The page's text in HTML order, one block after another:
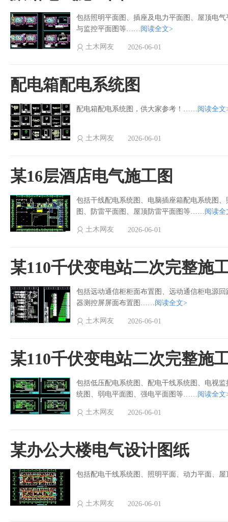
包括照明平面图、插座及电力平面图、屋顶电
与监控平面图等……阅读全文>
土木网友 2026-06-01
配电箱配电系统图
配电箱配电系统图，供大家参考！……阅读全文
土木网友 2026-06-01
某16层酒店电气施工图
包括干线配电系统图、电脑插座箱配电系统图
图、防雷平面图、屋顶防雷平面图等……阅读全
土木网友 2026-06-01
某110千伏变电站二次完整施
包括远动通信柜柜面布置图、远动通信柜电源
器测控屏屏面布置图……阅读全文>
土木网友 2026-06-01
某110千伏变电站二次完整施
包括低压配电系统图、配电干线系统图、电视
统图、弱电平面图、强电平面图等……阅读全文
土木网友 2026-06-01
某办公大楼电气设计图纸
包括配电干线系统图、照明平面、动力平面、
土木网友 2026-06-01